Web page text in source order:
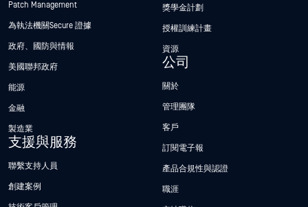
Patch Management
為執法機關Secure 證據
政府、國防與情報
美國聯邦政府
能源
金融
製造業
支援與服務
聯繫支持人員
創建案例
獎學金計劃
授權訓練計畫
資源
公司
關於
管理團隊
客戶
訂閱電子報
產品合規性與認證
職涯